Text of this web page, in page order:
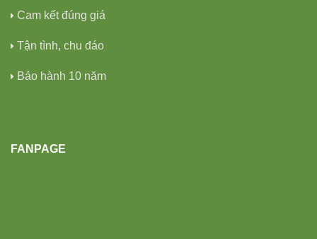
Cam kết đúng giá
Tận tình, chu đáo
Bảo hành 10 năm
FANPAGE